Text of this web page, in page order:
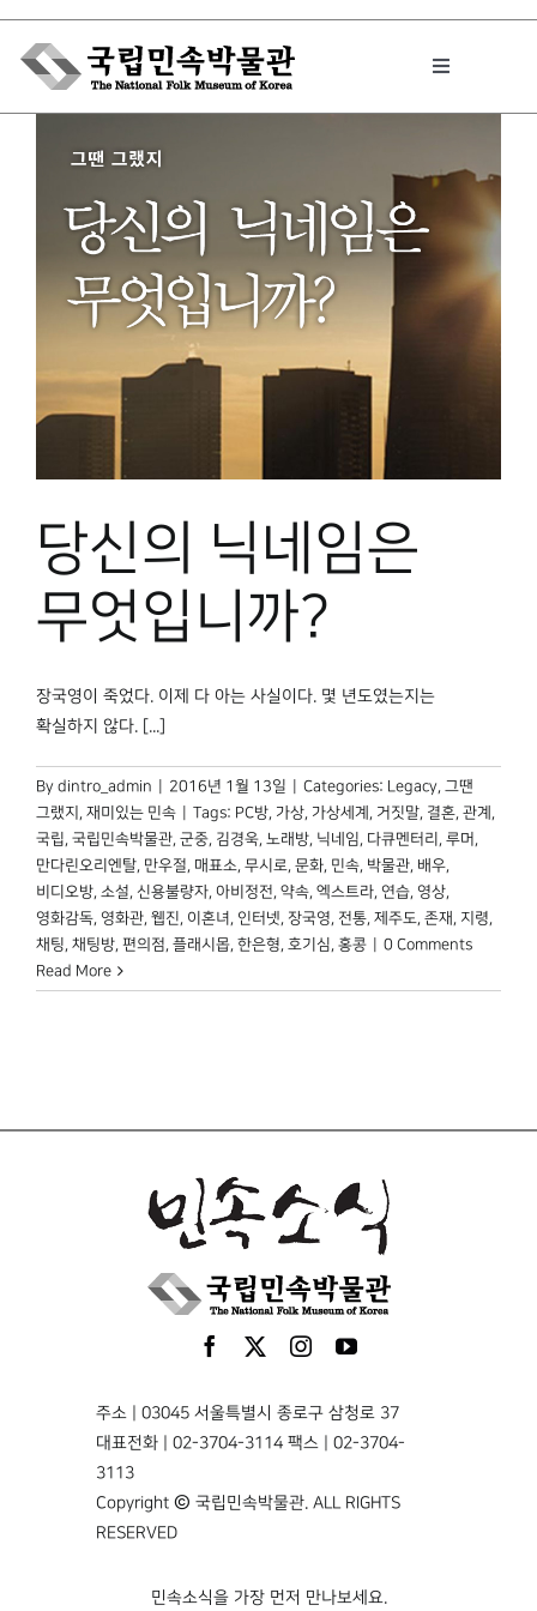
Skip
content
Toggle
박물관에서는
민속이야기
박물관 홈페이지
당신의 닉네임은
무엇입니까?
장국영이 죽었다. 이제 다 아는 사실이다. 몇 년도였는지는
확실하지 않다. [...]
By dintro_admin 2016년 1월 13일 Categories: Legacy, 그땐
그랬지 , 재미있는 민속 Tags: PC방, 가상, 가상세계 , 거짓말, 결혼, 관계 ,
국립, 국립민속박물관, 군중, 김경욱, 노래방, 닉네임, 다큐멘터리 , 루머 ,
만다린오리엔탈, 만우절, 매표소, 무시로, 문화, 민속, 박물관, 배우,
비디오방, 소설, 신용불량자, 아비정전, 약속, 엑스트라, 연습, 영상,
영화감독, 영화관, 웹진, 이혼녀 , 인터넷, 장국영, 전통, 제주도, 존재 , 지령,
채팅, 채팅방, 편의점, 플래시몹, 한은형, 호기심, 홍콩
0 Comments
Read More
주소 | 03045 서울특별시 종로구 삼청로 37
대표전화 | 02-3704-3114 팩스 | 02-3704-
3113
Copyright © 국립민속박물관. ALL RIGHTS
RESERVED
민속소식을 가장 먼저 만나보세요.